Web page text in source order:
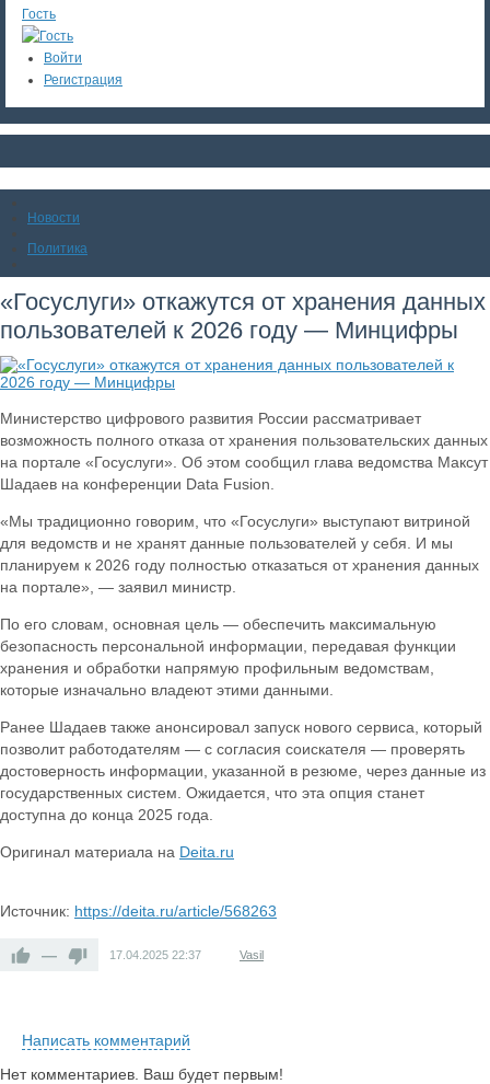
Гость
Войти
Регистрация
Новости
Политика
«Госуслуги» откажутся от хранения данных
пользователей к 2026 году — Минцифры
Министерство цифрового развития России рассматривает
возможность полного отказа от хранения пользовательских данных
на портале «Госуслуги». Об этом сообщил глава ведомства Максут
Шадаев на конференции Data Fusion.
«Мы традиционно говорим, что «Госуслуги» выступают витриной
для ведомств и не хранят данные пользователей у себя. И мы
планируем к 2026 году полностью отказаться от хранения данных
на портале», — заявил министр.
По его словам, основная цель — обеспечить максимальную
безопасность персональной информации, передавая функции
хранения и обработки напрямую профильным ведомствам,
которые изначально владеют этими данными.
Ранее Шадаев также анонсировал запуск нового сервиса, который
позволит работодателям — с согласия соискателя — проверять
достоверность информации, указанной в резюме, через данные из
государственных систем. Ожидается, что эта опция станет
доступна до конца 2025 года.
Оригинал материала на Deita.ru
Источник: https://deita.ru/article/568263
— 17.04.2025 22:37 Vasil
Написать комментарий
Нет комментариев. Ваш будет первым!